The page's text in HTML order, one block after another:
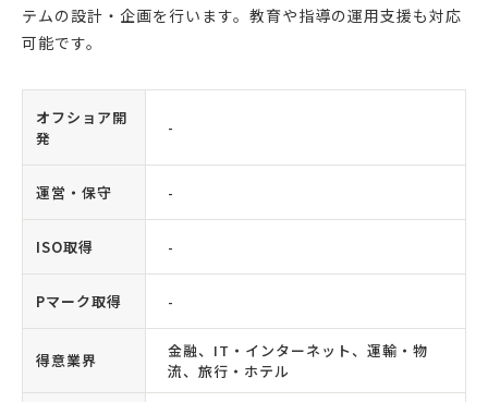
テムの設計・企画を行います。教育や指導の運用支援も対応
可能です。
オフショア開
発
-
運営・保守 -
ISO取得 -
Pマーク取得 -
得意業界
金融、IT・インターネット、運輸・物
流、旅行・ホテル